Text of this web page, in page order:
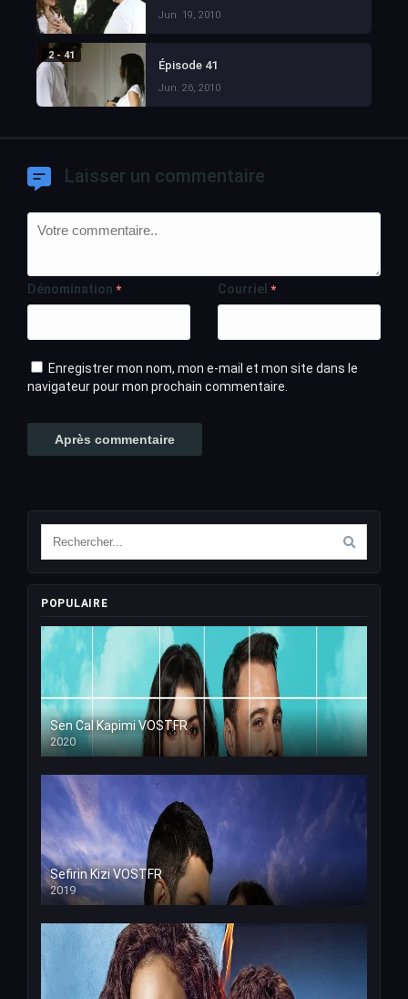
Jun. 19, 2010
2 - 41
Épisode 41
Jun. 26, 2010
Laisser un commentaire
Dénomination * Courriel *
Enregistrer mon nom, mon e-mail et mon site dans le
navigateur pour mon prochain commentaire.
POPULAIRE
Sen Cal Kapimi VOSTFR
2020
Sefirin Kizi VOSTFR
2019